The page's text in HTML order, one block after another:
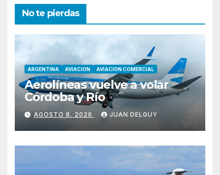
No te pierdas
ARGENTINA AVIACION AVIACION COMERCIAL
Aerolíneas vuelve a volar
Córdoba y Río
AGOSTO 8, 2026 JUAN DELGUY